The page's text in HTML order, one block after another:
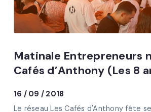
Matinale Entrepreneurs
Cafés d’Anthony (Les 8
16 / 09 / 2018
Le réseau Les Cafés d'Anthony fête